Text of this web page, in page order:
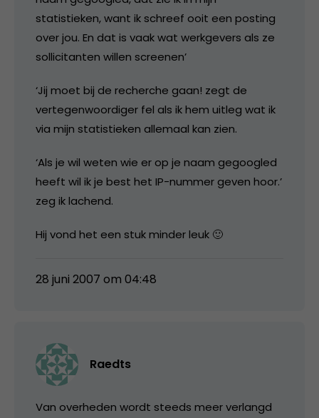
statistieken, want ik schreef ooit een posting
over jou. En dat is vaak wat werkgevers als ze
sollicitanten willen screenen’
‘Jij moet bij de recherche gaan! zegt de
vertegenwoordiger fel als ik hem uitleg wat ik
via mijn statistieken allemaal kan zien.
‘Als je wil weten wie er op je naam gegoogled
heeft wil ik je best het IP-nummer geven hoor.’
zeg ik lachend.
Hij vond het een stuk minder leuk 🙂
28 juni 2007 om 04:48
Raedts
Van overheden wordt steeds meer verlangd